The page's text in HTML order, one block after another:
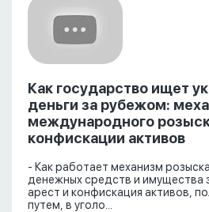
Как государство ищет
деньги за рубежом:
международного
конфискации активов
- Как работает механизм
денежных средств и имущества
арест и конфискация активов,
путем, в уголо...